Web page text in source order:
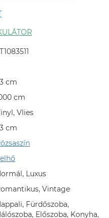
cm
cm
Vlies
cm
Luxus
Vintage
Fürdőszoba,
Előszoba, Konyha,